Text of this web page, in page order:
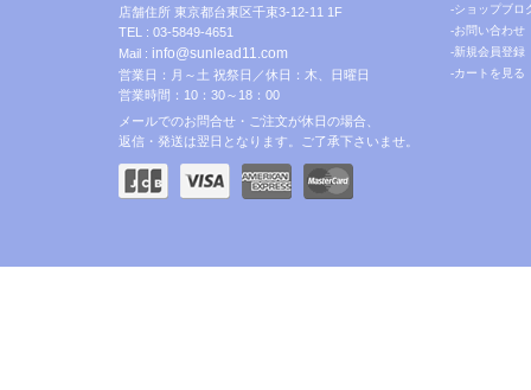
店舗住所 東京都台東区千束3-12-11 1F
TEL : 03-5849-4651
Mail : info@sunlead11.com
営業日：月～土 祝祭日／休日：木、日曜日
営業時間：10：30～18：00
メールでのお問合せ・ご注文が休日の場合、
返信・発送は翌日となります。ご了承下さいませ。
-ショップブロ
-お問い合わせ
-新規会員登録
-カートを見る